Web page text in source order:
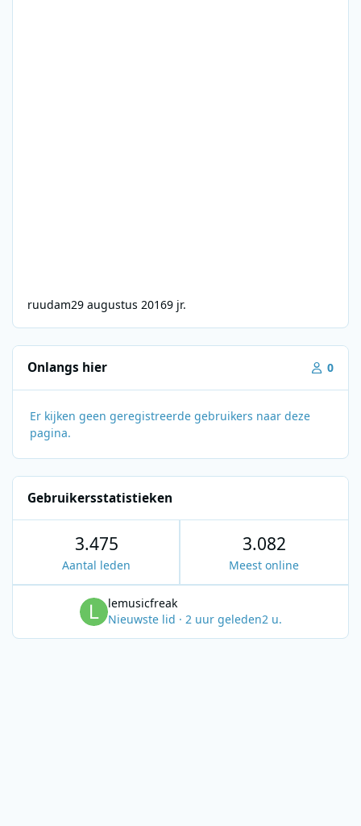
ruudam29 augustus 20169 jr.
Onlangs hier 0
Er kijken geen geregistreerde gebruikers naar deze
pagina.
Gebruikersstatistieken
3.475
Aantal leden
3.082
Meest online
lemusicfreak
Nieuwste lid · 2 uur geleden2 u.